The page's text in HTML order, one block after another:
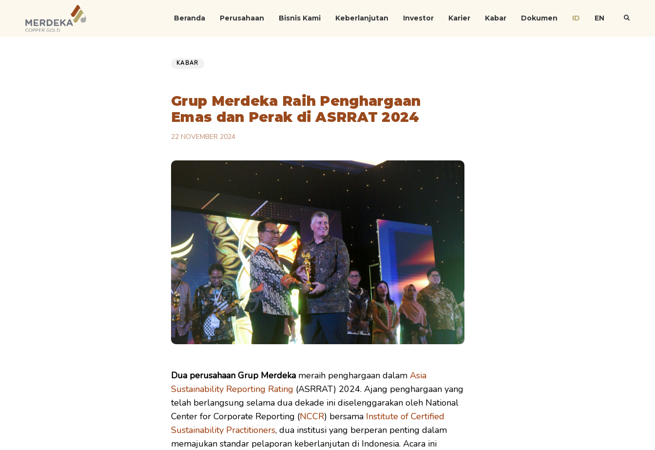
primary
Beranda Perusahaan Bisnis Kami Keberlanjutan Investor Karier Kabar Dokumen ID EN
KABAR
Grup Merdeka Raih Penghargaan
Emas dan Perak di ASRRAT 2024
22 NOVEMBER 2024
Dua perusahaan Grup Merdeka meraih penghargaan dalam Asia
Sustainability Reporting Rating (ASRRAT) 2024. Ajang penghargaan yang
telah berlangsung selama dua dekade ini diselenggarakan oleh National
Center for Corporate Reporting (NCCR) bersama Institute of Certified
Sustainability Practitioners, dua institusi yang berperan penting dalam
memajukan standar pelaporan keberlanjutan di Indonesia. Acara ini